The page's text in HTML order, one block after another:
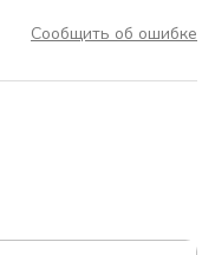
Сообщить об ошибке